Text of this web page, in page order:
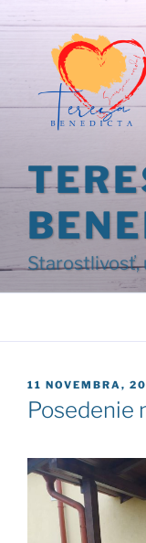
na
Starostlivosť,
PUBLIKOVANÉ
11 NOVEMBRA,
Posedenie